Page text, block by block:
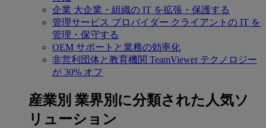
企業 大企業・組織の IT を拡張・保護する
管理サービス プロバイダー クライアントの IT を
管理・保守する
OEM サポートと業務の効率化
非営利団体と教育機関 TeamViewer テクノロジー
が 30% オフ
産業別 業界別に分類された人気ソ
リューション